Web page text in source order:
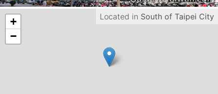
Located in South of Taipei City
+
−